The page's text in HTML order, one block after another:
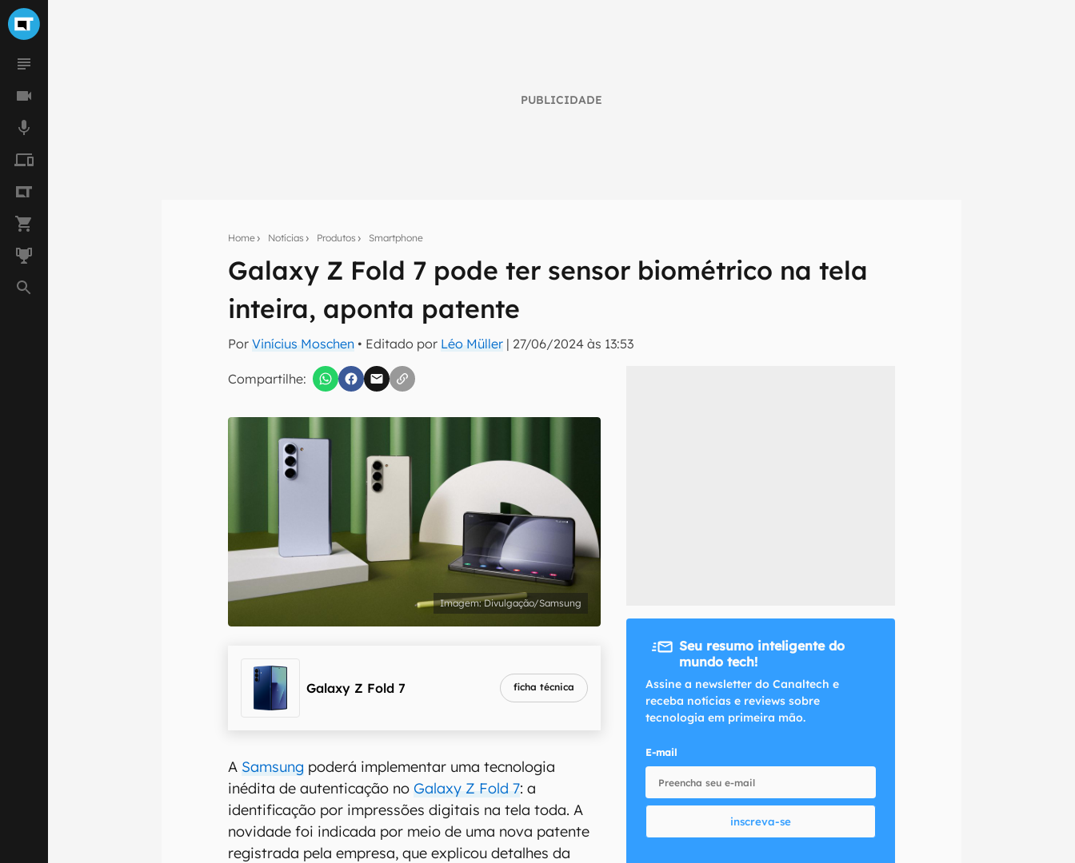
PUBLICIDADE
Home Notícias Produtos Smartphone
Galaxy Z Fold 7 pode ter sensor biométrico na tela
inteira, aponta patente
PorVinícius Moschen • Editado por Léo Müller | 27/06/2024 às 13:53
Compartilhe:
Seu resumo inteligente do mundo tech!
Assine a newsletter do Canaltech e receba notícias e reviews sobre tecnologia em primeira
mão.
E-mail
inscreva-se
Confirmo que li, aceito e concordo com os Termos de Uso e Política de Privacidade do Canaltech.
Divulgação/Samsung
Galaxy Z Fold 7 ficha técnica
A Samsung poderá implementar uma tecnologia
inédita de autenticação noGalaxy Z Fold 7: a
identificação por impressões digitais na tela toda. A
novidade foi indicada por meio de uma nova patente
registrada pela empresa, que explicou detalhes da
Seu resumo inteligente do
mundo tech!
Assine a newsletter do Canaltech e
receba notícias e reviews sobre
tecnologia em primeira mão.
E-mail
inscreva-se